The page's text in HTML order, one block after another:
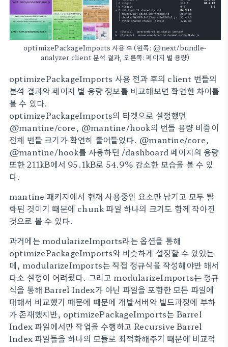
optimizePackageImports 사용 후 (왼쪽: @next/bundle-
analyzer client 분석 결과, 오른쪽: 페이지 별 용량)
optimizePackageImports 사용 전과 후의 client 번들의
분석 결과와 페이지 별 용량 정보를 비교해보면 확연한 차이를
볼 수 있다.
optimizePackageImports의 타겟으로 설정했던
@mantine/core, @mantine/hook의 번들 용량 비중이
전체 번들 크기가 확연히 줄어들었다. @mantine/core,
@mantine/hook를 사용하던 /dashboard 페이지의 용량
또한 211kB에서 95.1kB로 54.9% 감소한 모습을 볼 수 있
다.
mantine 패키지에서 현재 사용중인 요소만 남기고 모두 탈
락된 것이기 때문에 chunk 파일 하나의 크기도 함께 작아진
것으로 볼 수 있다.
과거에는 modularizeImports라는 옵션을 통해
optimizePackageImports와 비슷하게 설정할 수 있었는
데, modularizeImports는 직접 정규식을 작성해야만 해서
다소 설정이 어려웠다. 그리고 modularizeImports는 정규
식을 통해 Barrel Index가 아닌 파일을 포함한 모든 파일에
대해서 비교했기 때문에 때문에 개발서버와 빌드과정에 부하
가 존재했지만, optimizePackageImports는 Barrel
Index 파일에서만 작업을 수행하고 Recursive Barrel
Index 파일들을 하나의 모듈로 최적화해주기 때문에 비교적